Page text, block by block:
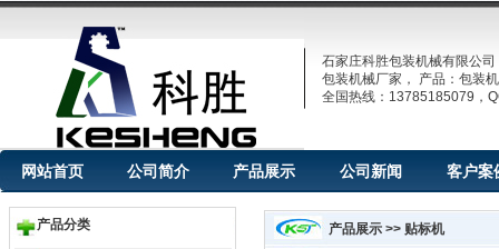
石家庄科胜包装机械有限公司
包装机械厂家， 产品：包装
全国热线：13785185079，
网站首页 公司简介 产品展示 公司新闻 客户案
产品分类 产品展示 >> 贴标机